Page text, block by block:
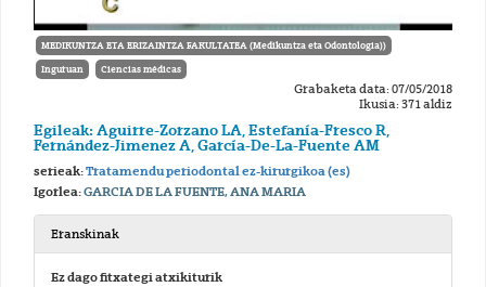
MEDIKUNTZA ETA ERIZAINTZA FAKULTATEA (Medikuntza eta Odontologia))
Inguruan Ciencias médicas
Grabaketa data: 07/05/2018
Ikusia: 371 aldiz
Egileak: Aguirre-Zorzano LA, Estefanía-Fresco R,
Fernández-Jimenez A, García-De-La-Fuente AM
serieak:Tratamendu periodontal ez-kirurgikoa (es)
Igorlea:GARCIA DE LA FUENTE, ANA MARIA
Eranskinak
Ez dago fitxategi atxikiturik